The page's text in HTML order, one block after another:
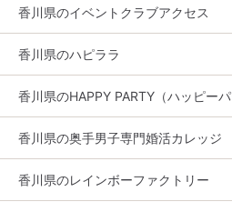
香川県のイベントクラブアクセス
香川県のハピララ
香川県のHAPPY PARTY（ハッピーパ
香川県の奥手男子専門婚活カレッジ
香川県のレインボーファクトリー